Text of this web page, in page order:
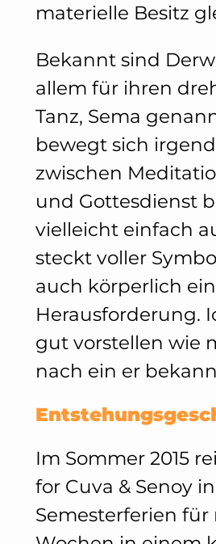
materielle Besitz
Bekannt sind
allem für ihren
Tanz, Sema
bewegt sich
zwischen
und Gottesdienst
vielleicht einfach
steckt voller
auch körperlich
Herausforderung.
gut vorstellen wie
nach ein er
Im Sommer 2015
for Cuva & Senoy
Semesterferien für